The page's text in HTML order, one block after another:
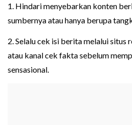
1. Hindari menyebarkan konten
sumbernya atau hanya berupa
2. Selalu cek isi berita melalui situs
atau kanal cek fakta sebelum
sensasional.